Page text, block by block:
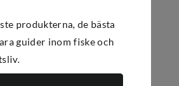
produkterna, de bästa
guider inom fiske och